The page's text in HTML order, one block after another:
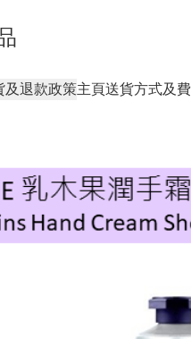
及退款政策主頁送貨方式及